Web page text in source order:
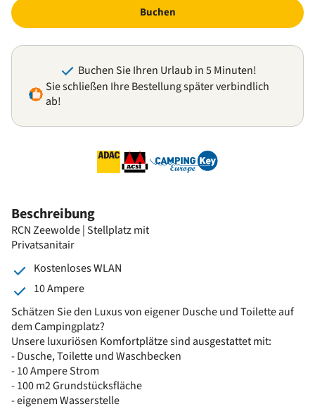
Beschreibung
RCN Zeewolde | Stellplatz mit
Privatsanitair
Kostenloses WLAN
10 Ampere
Schätzen Sie den Luxus von eigener Dusche und Toilette auf
dem Campingplatz?
Unsere luxuriösen Komfortplätze sind ausgestattet mit:
- Dusche, Toilette und Waschbecken
- 10 Ampere Strom
- 100 m2 Grundstücksfläche
- eigenem Wasserstelle
Buchen
Buchen Sie Ihren Urlaub in 5 Minuten!
Sie schließen Ihre Bestellung später verbindlich
ab!